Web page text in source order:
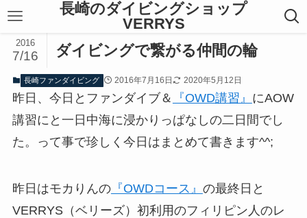
長崎のダイビングショップ
VERRYS
ダイビングで繋がる仲間の輪
2016
7/16
長崎ファンダイビング 2016年7月16日 2020年5月12日
昨日、今日とファンダイブ＆ 『OWD講習』 にAOW
講習にと一日中海に浸かりっぱなしの二日間でし
た。って事で珍しく今日はまとめて書きます^^;
昨日はモカりんの『OWDコース』 の最終日と
VERRYS（ベリーズ）初利用のフィリピン人のレ